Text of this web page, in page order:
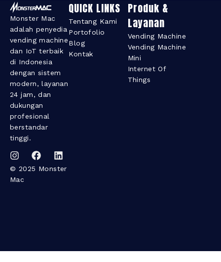
Monster Mac
adalah penyedia
vending machine
dan IoT terbaik
di Indonesia
dengan sistem
modern, layanan
24 jam, dan
dukungan
profesional
berstandar
tinggi.
© 2025 Monster
Mac
QUICK LINKS
Tentang Kami
Portofolio
Blog
Kontak
Produk &
Layanan​
Vending Machine
Vending Machine
Mini
Internet Of
Things